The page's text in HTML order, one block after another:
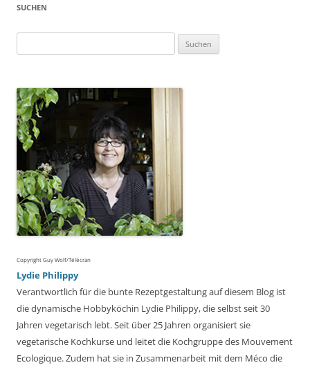
SUCHEN
nach:
Copyright Guy Wolf/Télécran
Lydie Philippy
Verantwortlich für die bunte Rezeptgestaltung auf diesem Blog ist
die dynamische Hobbyköchin Lydie Philippy, die selbst seit 30
Jahren vegetarisch lebt. Seit über 25 Jahren organisiert sie
vegetarische Kochkurse und leitet die Kochgruppe des Mouvement
Ecologique. Zudem hat sie in Zusammenarbeit mit dem Méco die